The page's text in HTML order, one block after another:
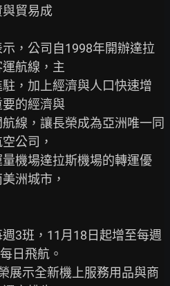
貿易成
，公司自1998年開辦達拉
航線，主
，加上經濟與人口快速增
的經濟與
線，讓長榮成為亞洲唯一同
公司，
機場達拉斯機場的轉運優
洲城市，
3班，11月18日起增至每週
日飛航。
展示全新機上服務用品與商